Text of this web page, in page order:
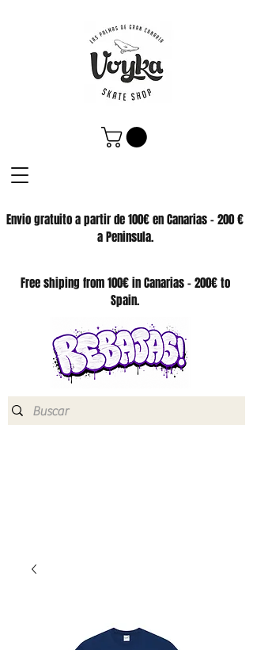
Envio gratuito a partir de 100€ en Canarias - 200 €
a Peninsula.
SKATE SHOP
Free shiping from 100€ in Canarias - 200€ to
Spain.